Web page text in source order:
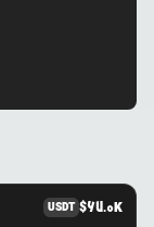
USDT $67.0K